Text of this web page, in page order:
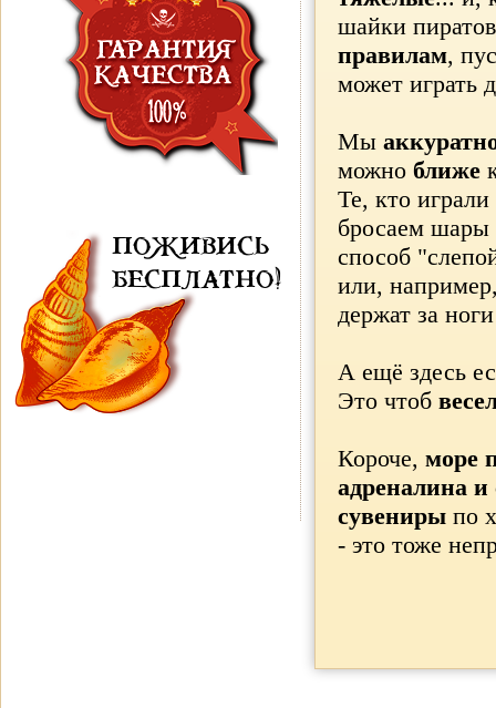
ПОЖИВИСЬ
БЕСПЛАТНО!
шайки
правилам,
может играть
Мы
можно ближе
Те, кто
бросаем шары
способ
или,
держат за
А ещё здесь
Это чтоб
Короче, море
адреналина и
сувениры по
- это тоже